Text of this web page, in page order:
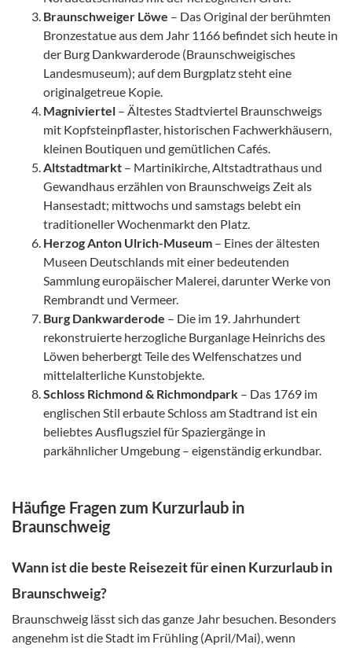
Braunschweiger Löwe – Das Original der berühmten
Bronzestatue aus dem Jahr 1166 befindet sich heute in
der Burg Dankwarderode (Braunschweigisches
Landesmuseum); auf dem Burgplatz steht eine
originalgetreue Kopie.
Magniviertel – Ältestes Stadtviertel Braunschweigs
mit Kopfsteinpflaster, historischen Fachwerkhäusern,
kleinen Boutiquen und gemütlichen Cafés.
Altstadtmarkt – Martinikirche, Altstadtrathaus und
Gewandhaus erzählen von Braunschweigs Zeit als
Hansestadt; mittwochs und samstags belebt ein
traditioneller Wochenmarkt den Platz.
Herzog Anton Ulrich-Museum – Eines der ältesten
Museen Deutschlands mit einer bedeutenden
Sammlung europäischer Malerei, darunter Werke von
Rembrandt und Vermeer.
Burg Dankwarderode – Die im 19. Jahrhundert
rekonstruierte herzogliche Burganlage Heinrichs des
Löwen beherbergt Teile des Welfenschatzes und
mittelalterliche Kunstobjekte.
Schloss Richmond & Richmondpark – Das 1769 im
englischen Stil erbaute Schloss am Stadtrand ist ein
beliebtes Ausflugsziel für Spaziergänge in
parkähnlicher Umgebung – eigenständig erkundbar.
Häufige Fragen zum Kurzurlaub in
Braunschweig
Wann ist die beste Reisezeit für einen Kurzurlaub in
Braunschweig?
Braunschweig lässt sich das ganze Jahr besuchen. Besonders
angenehm ist die Stadt im Frühling (April/Mai), wenn